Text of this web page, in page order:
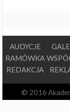
AUDYCJE
RAMÓWKA
REDAKCJA
© 2016